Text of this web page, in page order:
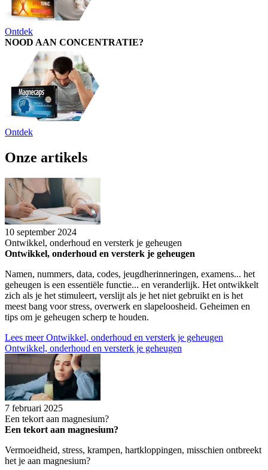
Ontdek
NOOD AAN CONCENTRATIE?
Ontdek
Onze artikels
10 september 2024
Ontwikkel, onderhoud en versterk je geheugen
Ontwikkel, onderhoud en versterk je geheugen
Namen, nummers, data, codes, jeugdherinneringen, examens... het
geheugen is een essentiële functie... en veranderlijk. Het ontwikkelt
zich als je het stimuleert, verslijt als je het niet gebruikt en is het
meest bang voor stress, overwerk en slapeloosheid. Geheimen en
tips om je geheugen scherp te houden.
Lees meerOntwikkel, onderhoud en versterk je geheugen
Ontwikkel, onderhoud en versterk je geheugen
7 februari 2025
Een tekort aan magnesium?
Een tekort aan magnesium?
Vermoeidheid, stress, krampen, hartkloppingen, misschien ontbreekt
het je aan magnesium?